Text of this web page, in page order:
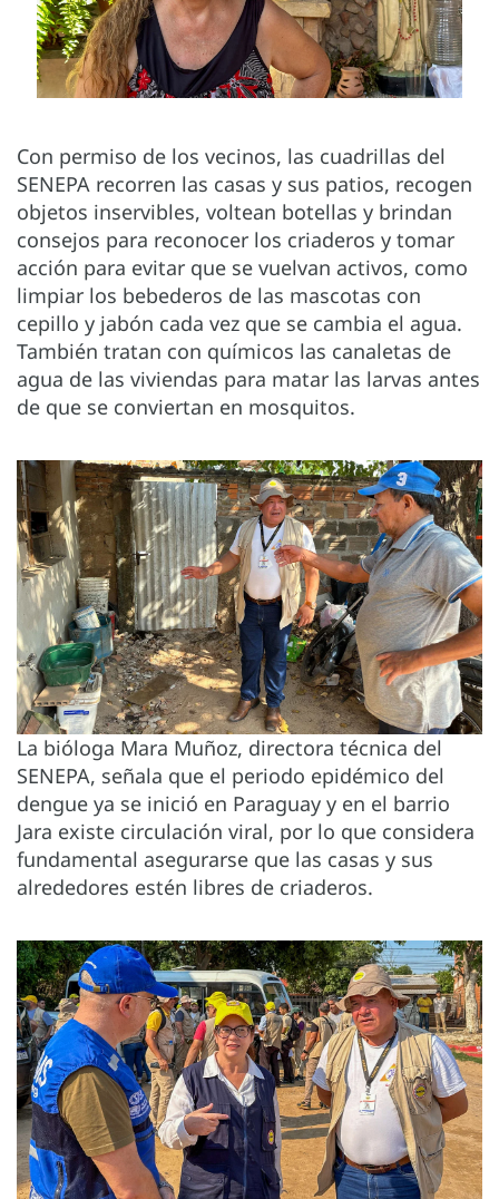
Con permiso de los vecinos, las cuadrillas del
SENEPA recorren las casas y sus patios, recogen
objetos inservibles, voltean botellas y brindan
consejos para reconocer los criaderos y tomar
acción para evitar que se vuelvan activos, como
limpiar los bebederos de las mascotas con
cepillo y jabón cada vez que se cambia el agua.
También tratan con químicos las canaletas de
agua de las viviendas para matar las larvas antes
de que se conviertan en mosquitos.
La bióloga Mara Muñoz, directora técnica del
SENEPA, señala que el periodo epidémico del
dengue ya se inició en Paraguay y en el barrio
Jara existe circulación viral, por lo que considera
fundamental asegurarse que las casas y sus
alrededores estén libres de criaderos.